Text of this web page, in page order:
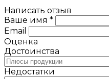
Написать отзыв
Ваше имя *
Email
Оценка
Достоинства
Недостатки